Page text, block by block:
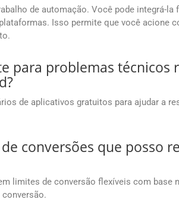
de automação. Você pode integrá-
plataformas. Isso permite que você
para problemas
de aplicativos gratuitos para ajudar a
conversões que posso
limites de conversão flexíveis com